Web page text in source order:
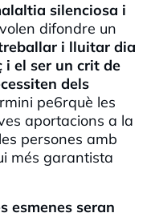
silenciosa i
difondre un
i lluitar dia
i el ser un crit de
dels
pe6rquè les
aportacions a la
persones amb
més garantista
esmenes seran